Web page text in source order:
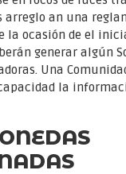
arreglo an una
la ocasión de el
generar algún
Una
la